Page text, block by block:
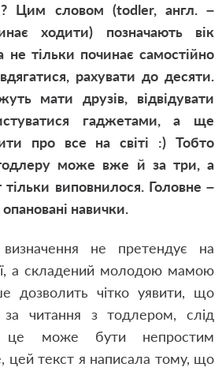
Цим словом (todler, англ. –
ходити) позначають вік
тільки починає самостійно
рахувати до десяти.
мати друзів, відвідувати
гаджетами, а ще
про все на світі :) Тобто
може вже й за три, а
виповнилося. Головне –
навички.
не претендує на
а складений молодою мамою
дозволить чітко уявити, що
читання з тодлером, слід
це може бути непростим
цей текст я написала тому, що